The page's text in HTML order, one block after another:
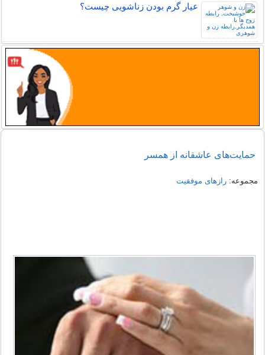
عیار گرم بودن زناشویی چیست؟
حمایت‌های عاشقانه از همسر
مجموعه:رازهای موفقیت